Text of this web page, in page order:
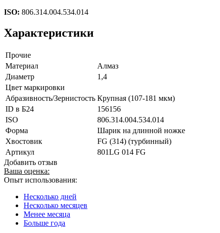
ISO: 806.314.004.534.014
Характеристики
Прочие
Материал
Алмаз
Диаметр
1,4
Цвет маркировки
Абразивность/Зернистость Крупная (107-181 мкм)
ID в Б24
156156
ISO
806.314.004.534.014
Форма
Шарик на длинной ножке
Хвостовик
FG (314) (турбинный)
Артикул
801LG 014 FG
Добавить отзыв
Ваша оценка:
Опыт использования:
Несколько дней
Несколько месяцев
Менее месяца
Больше года